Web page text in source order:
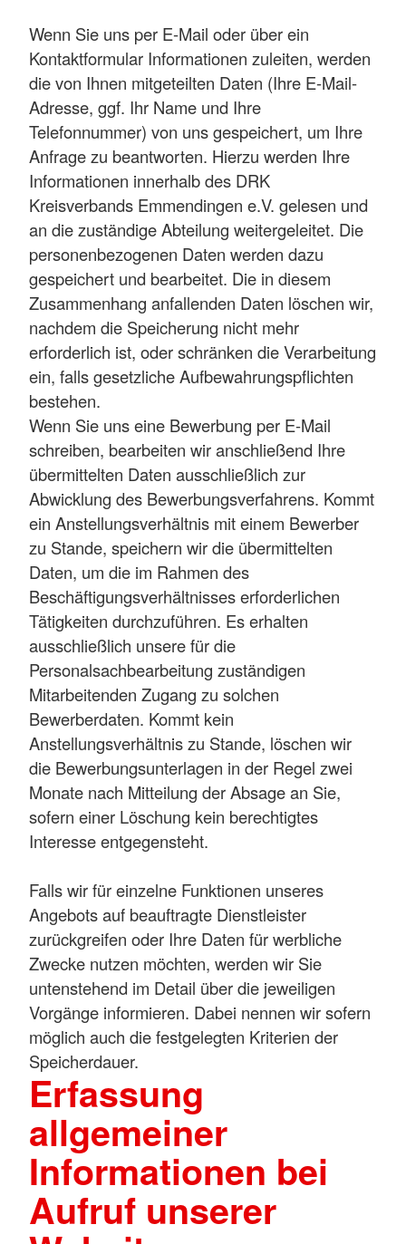
Wenn Sie uns per E-Mail oder über ein
Kontaktformular Informationen zuleiten, werden
die von Ihnen mitgeteilten Daten (Ihre E-Mail-
Adresse, ggf. Ihr Name und Ihre
Telefonnummer) von uns gespeichert, um Ihre
Anfrage zu beantworten. Hierzu werden Ihre
Informationen innerhalb des DRK
Kreisverbands Emmendingen e.V. gelesen und
an die zuständige Abteilung weitergeleitet. Die
personenbezogenen Daten werden dazu
gespeichert und bearbeitet. Die in diesem
Zusammenhang anfallenden Daten löschen wir,
nachdem die Speicherung nicht mehr
erforderlich ist, oder schränken die Verarbeitung
ein, falls gesetzliche Aufbewahrungspflichten
bestehen.
Wenn Sie uns eine Bewerbung per E-Mail
schreiben, bearbeiten wir anschließend Ihre
übermittelten Daten ausschließlich zur
Abwicklung des Bewerbungsverfahrens. Kommt
ein Anstellungsverhältnis mit einem Bewerber
zu Stande, speichern wir die übermittelten
Daten, um die im Rahmen des
Beschäftigungsverhältnisses erforderlichen
Tätigkeiten durchzuführen. Es erhalten
ausschließlich unsere für die
Personalsachbearbeitung zuständigen
Mitarbeitenden Zugang zu solchen
Bewerberdaten. Kommt kein
Anstellungsverhältnis zu Stande, löschen wir
die Bewerbungsunterlagen in der Regel zwei
Monate nach Mitteilung der Absage an Sie,
sofern einer Löschung kein berechtigtes
Interesse entgegensteht.
Falls wir für einzelne Funktionen unseres
Angebots auf beauftragte Dienstleister
zurückgreifen oder Ihre Daten für werbliche
Zwecke nutzen möchten, werden wir Sie
untenstehend im Detail über die jeweiligen
Vorgänge informieren. Dabei nennen wir sofern
möglich auch die festgelegten Kriterien der
Speicherdauer.
Erfassung
allgemeiner
Informationen bei
Aufruf unserer